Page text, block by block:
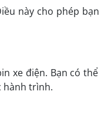
này cho phép
xe điện. Bạn có
hành trình.